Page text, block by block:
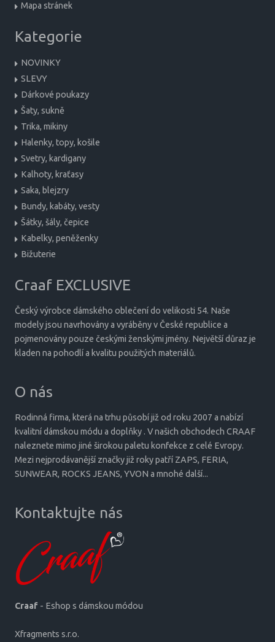
Mapa stránek
Kategorie
NOVINKY
SLEVY
Dárkové poukazy
Šaty, sukně
Trika, mikiny
Halenky, topy, košile
Svetry, kardigany
Kalhoty, kraťasy
Saka, blejzry
Bundy, kabáty, vesty
Šátky, šály, čepice
Kabelky, peněženky
Bižuterie
Craaf EXCLUSIVE
Český výrobce dámského oblečení do velikosti 54. Naše
modely jsou navrhovány a vyráběny v České republice a
pojmenovány pouze českými ženskými jmény. Největší důraz je
kladen na pohodlí a kvalitu použitých materiálů.
O nás
Rodinná firma, která na trhu působí již od roku 2007 a nabízí
kvalitní dámskou módu a doplňky . V našich obchodech CRAAF
naleznete mimo jiné širokou paletu konfekce z celé Evropy.
Mezi nejprodávanější značky již roky patří ZAPS, FERIA,
SUNWEAR, ROCKS JEANS, YVON a mnohé další...
Kontaktujte nás
Craaf - Eshop s dámskou módou
Xfragments s.r.o.